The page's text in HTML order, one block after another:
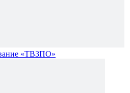
«ТВЗПО»